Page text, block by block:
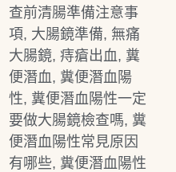
查前清腸準備注意事
項, 大腸鏡準備, 無痛
大腸鏡, 痔瘡出血, 糞
便潛血, 糞便潛血陽
性, 糞便潛血陽性一定
要做大腸鏡檢查嗎, 糞
便潛血陽性常見原因
有哪些, 糞便潛血陽性